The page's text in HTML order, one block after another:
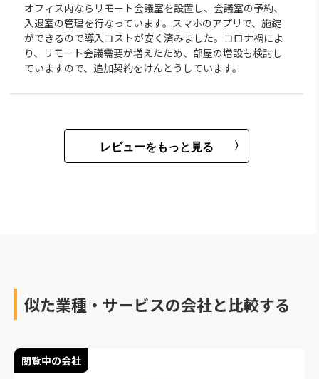
オフィス内ならリモート会議室を設置し、会議室の予約、
入退室の管理を行なっています。スマホのアプリで、施錠
ができるので導入コストが安く済みました。コロナ禍によ
り、リモート会議需要が増えたため、部屋の増設も検討し
ていますので、追加契約をけんとうしています。
レビューをもっと見る
似た業種・サービスの会社と比較する
閲覧中の会社